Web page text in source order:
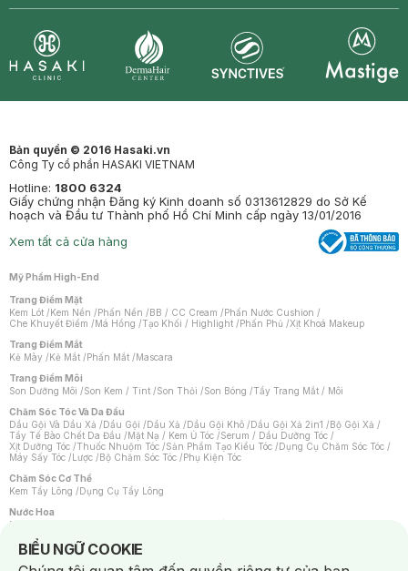
Bản quyền © 2016 Hasaki.vn
Công Ty cổ phần HASAKI VIETNAM
Hotline: 1800 6324
Giấy chứng nhận Đăng ký Kinh doanh số 0313612829 do Sở Kế
hoạch và Đầu tư Thành phố Hồ Chí Minh cấp ngày 13/01/2016
Xem tất cả cửa hàng
Mỹ Phẩm High-End
Trang Điểm Mặt
Kem Lót /Kem Nền /Phấn Nền /BB / CC Cream /Phấn Nước Cushion /
Che Khuyết Điểm /Má Hồng /Tạo Khối / Highlight /Phấn Phủ /Xịt Khoá Makeup
Trang Điểm Mắt
Kẻ Mày /Kẻ Mắt /Phấn Mắt /Mascara
Trang Điểm Môi
Son Dưỡng Môi /Son Kem / Tint /Son Thỏi /Son Bóng /Tẩy Trang Mắt / Môi
Chăm Sóc Tóc Và Da Đầu
Dầu Gội Và Dầu Xả /Dầu Gội /Dầu Xả /Dầu Gội Khô /Dầu Gội Xả 2in1 /Bộ Gội Xả /
Tẩy Tế Bào Chết Da Đầu /Mặt Nạ / Kem Ủ Tóc /Serum / Dầu Dưỡng Tóc /
Xịt Dưỡng Tóc /Thuốc Nhuộm Tóc /Sản Phẩm Tạo Kiểu Tóc /Dụng Cụ Chăm Sóc Tóc /
Máy Sấy Tóc /Lược /Bộ Chăm Sóc Tóc /Phụ Kiện Tóc
Chăm Sóc Cơ Thể
Kem Tẩy Lông /Dụng Cụ Tẩy Lông
Nước Hoa
Nước Hoa Nữ
Chăm Sóc Cá Nhân
BIỂU NGỮ COOKIE
Notice about cookies usage